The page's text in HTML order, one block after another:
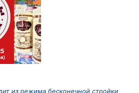
из режима бесконечной стройки